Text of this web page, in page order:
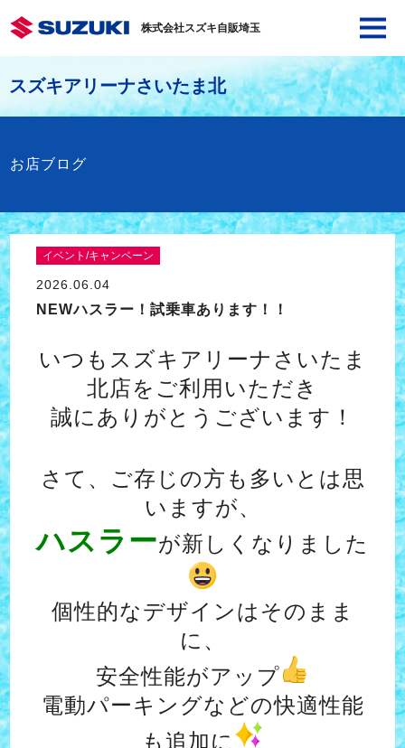
株式会社スズキ自販埼玉
スズキアリーナさいたま北
お店ブログ
イベント/キャンペーン
2026.06.04
NEWハスラー！試乗車あります！！
いつもスズキアリーナさいたま
北店をご利用いただき
誠にありがとうございます！
さて、ご存じの方も多いとは思
いますが、
ハスラーが新しくなりました
個性的なデザインはそのまま
に、
安全性能がアップ
電動パーキングなどの快適性能
も追加に